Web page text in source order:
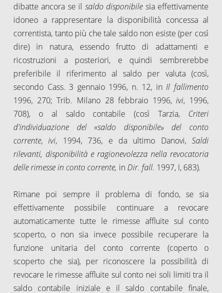
dibatte ancora se il saldo disponibile sia effettivamente
idoneo a rappresentare la disponibilità concessa al
correntista, tanto più che tale saldo non esiste (per così
dire) in natura, essendo frutto di adattamenti e
ricostruzioni a posteriori, e quindi sembrerebbe
preferibile il riferimento al saldo per valuta (così,
secondo Cass. 3 gennaio 1996, n. 12, in Il fallimento
1996, 270; Trib. Milano 28 febbraio 1996,ivi, 1996,
708), o al saldo contabile (così Tarzia, Criteri
d'individuazione del «saldo disponibile» del conto
corrente,ivi, 1994, 736, e da ultimo Danovi, Saldi
rilevanti, disponibilità e ragionevolezza nella revocatoria
delle rimesse in conto corrente, in Dir. fall. 1997, I, 683).
Rimane poi sempre il problema di fondo, se sia
effettivamente possibile continuare a revocare
automaticamente tutte le rimesse affluite sul conto
scoperto, o non sia invece possibile recuperare la
funzione unitaria del conto corrente (coperto o
scoperto che sia), per riconoscere la possibilità di
revocare le rimesse affluite sul conto nei soli limiti tra il
saldo contabile iniziale e il saldo contabile finale,